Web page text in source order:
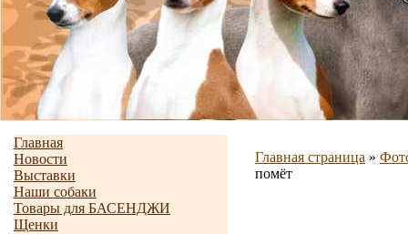
Главная
Новости
Выставки
Наши собаки
Товары для БАСЕНДЖИ
Щенки
Главная страница »
помёт